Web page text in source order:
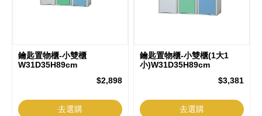
鑰匙置物櫃-小雙櫃
W31D35H89cm
$2,898
去選購
鑰匙置物櫃-小雙櫃(1大1
小)W31D35H89cm
$3,381
去選購